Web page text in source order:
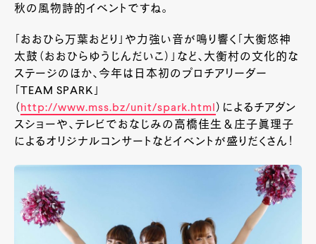
秋の風物詩的イベントですね。
「おおひら万葉おどり」や力強い音が鳴り響く「大衡悠神
太鼓（おおひらゆうじんだいこ）」など、大衡村の文化的な
ステージのほか、今年は日本初のプロチアリーダー
「TEAM SPARK」
（http://www.mss.bz/unit/spark.html）によるチアダン
スショーや、テレビでおなじみの高橋佳生＆庄子眞理子
によるオリジナルコンサートなどイベントが盛りだくさん！